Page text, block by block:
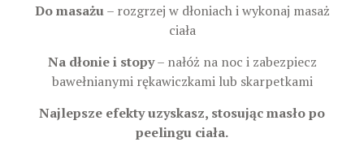
Do masażu– rozgrzej w dłoniach i wykonaj masaż
ciała
Na dłonie i stopy– nałóż na noc i zabezpiecz
bawełnianymi rękawiczkami lub skarpetkami
Najlepsze efekty uzyskasz, stosując masło po
peelingu ciała.